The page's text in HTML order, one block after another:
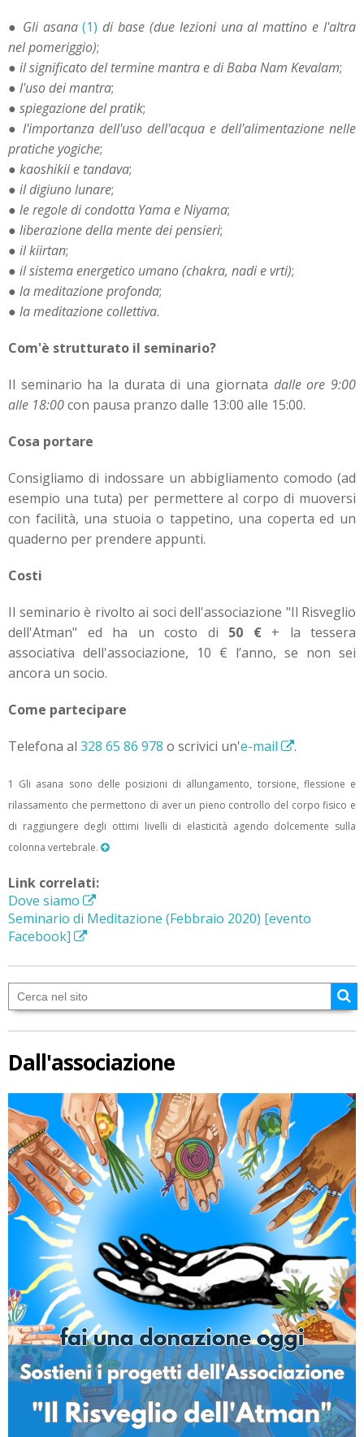
● Gli asana(1) di base (due lezioni una al mattino e l'altra
nel pomeriggio);
● il significato del termine mantra e di Baba Nam Kevalam;
● l'uso dei mantra;
● spiegazione del pratik;
● l'importanza dell'uso dell'acqua e dell'alimentazione nelle
pratiche yogiche;
● kaoshikii e tandava;
● il digiuno lunare;
● le regole di condotta Yama e Niyama;
● liberazione della mente dei pensieri;
● il kiirtan;
● il sistema energetico umano (chakra, nadi e vrti);
● la meditazione profonda;
● la meditazione collettiva.
Com'è strutturato il seminario?
Il seminario ha la durata di una giornata dalle ore 9:00
alle 18:00con pausa pranzo dalle 13:00 alle 15:00.
Cosa portare
Consigliamo di indossare un abbigliamento comodo (ad
esempio una tuta) per permettere al corpo di muoversi
con facilità, una stuoia o tappetino, una coperta ed un
quaderno per prendere appunti.
Costi
Il seminario è rivolto ai soci dell'associazione "Il Risveglio
dell'Atman" ed ha un costo di 50 €+ la tessera
associativa dell'associazione, 10 € l’anno, se non sei
ancora un socio.
Come partecipare
Telefona al 328 65 86 978 o scrivici un'e-mail .
1 Gli asana sono delle posizioni di allungamento, torsione, flessione e
rilassamento che permettono di aver un pieno controllo del corpo fisico e
di raggiungere degli ottimi livelli di elasticità agendo dolcemente sulla
colonna vertebrale.
Link correlati:
Dove siamo
Seminario di Meditazione (Febbraio 2020) [evento
Facebook]
Dall'associazione